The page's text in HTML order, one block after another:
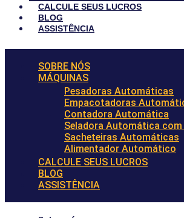
CALCULE SEUS LUCROS
BLOG
ASSISTÊNCIA
SOBRE NÓS
MÁQUINAS
Pesadoras Automáticas
Empacotadoras
Contadora Automática
Seladora Automática
Sacheteiras Automáticas
Alimentador Automático
CALCULE SEUS LUCROS
BLOG
ASSISTÊNCIA